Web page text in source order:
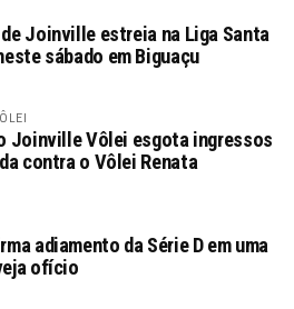
Joinville estreia na Liga Santa
sábado em Biguaçu
Joinville Vôlei esgota ingressos
contra o Vôlei Renata
adiamento da Série D em uma
ofício